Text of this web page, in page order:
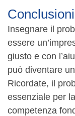
Conclusioni
Insegnare il
essere
giusto e con
può diventare
Ricordate, il
essenziale per
competenza